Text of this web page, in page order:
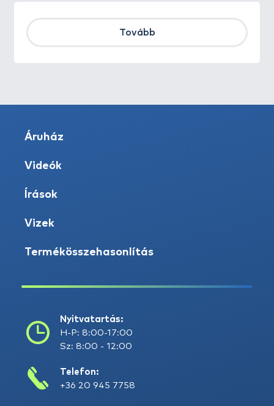
Tovább
Áruház
Videók
Írások
Vizek
Termékösszehasonlítás
Nyitvatartás:
H-P: 8:00-17:00
Sz: 8:00 - 12:00
Telefon:
+36 20 945 7758